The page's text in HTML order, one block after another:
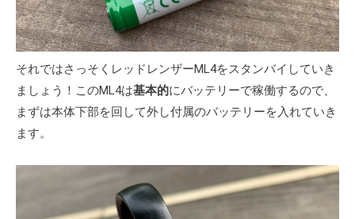
それではさっそくレッドレンザーML4をスタンバイしていき
ましょう！このML4は基本的にバッテリーで稼働するので、
まずは本体下部を回して外し付属のバッテリーを入れていき
ます。